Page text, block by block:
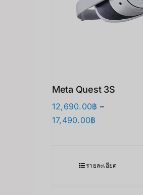
Meta Quest 3S
12,690.00฿ –
17,490.00฿
through
รายละเอียด